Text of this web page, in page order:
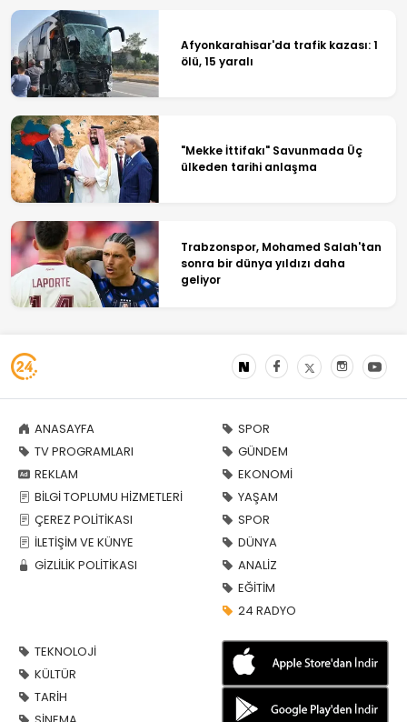
Afyonkarahisar'da trafik kazası: 1
ölü, 15 yaralı
"Mekke İttifakı" Savunmada Üç
ülkeden tarihi anlaşma
Trabzonspor, Mohamed Salah'tan
sonra bir dünya yıldızı daha
geliyor
ANASAYFA
TV PROGRAMLARI
REKLAM
BİLGİ TOPLUMU HİZMETLERİ
ÇEREZ POLİTİKASI
İLETİŞİM VE KÜNYE
GİZLİLİK POLİTİKASI
SPOR
GÜNDEM
EKONOMİ
YAŞAM
SPOR
DÜNYA
ANALİZ
EĞİTİM
24 RADYO
TEKNOLOJİ
KÜLTÜR
TARİH